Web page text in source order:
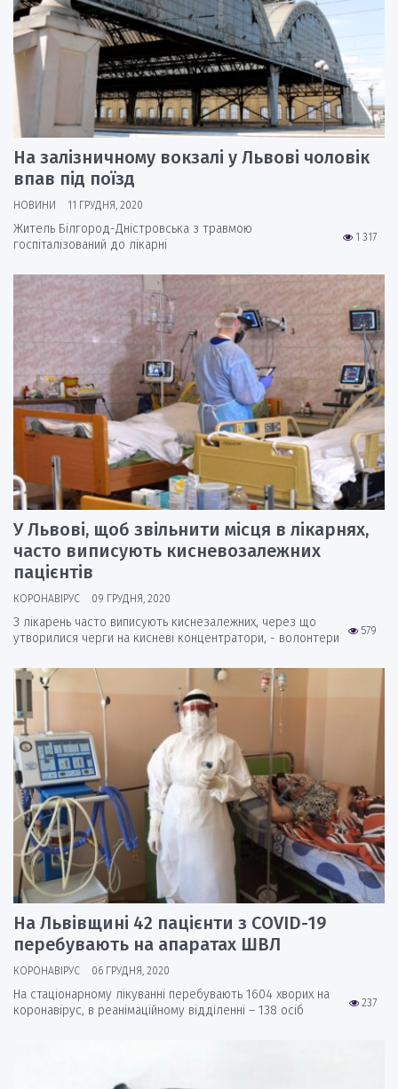
На залізничному вокзалі у Львові чоловік
впав під поїзд
НОВИНИ 11 ГРУДНЯ, 2020
1 317
Житель Білгород-Дністровська з травмою
госпіталізований до лікарні
У Львові, щоб звільнити місця в лікарнях,
часто виписують кисневозалежних
пацієнтів
КОРОНАВІРУС 09 ГРУДНЯ, 2020
579
З лікарень часто виписують киснезалежних, через що
утворилися черги на кисневі концентратори, - волонтери
На Львівщині 42 пацієнти з COVID-19
перебувають на апаратах ШВЛ
КОРОНАВІРУС 06 ГРУДНЯ, 2020
237
На стаціонарному лікуванні перебувають 1604 хворих на
коронавірус, в реанімаційному відділенні – 138 осіб